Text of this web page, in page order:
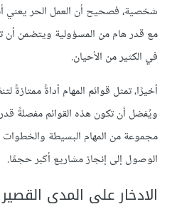
شخصية، فصحيح أن العمل الحر يعني
مع قدر هام من المسؤولية ويتضمن
في الكثير من الأحيان.
أخيرًا، تمثل قوائم المهام أداةً ممتازةً
ويُفضل أن تكون هذه القوائم مفصلةً
مجموعة من المهام البسيطة والخطوات
الوصول إلى إنجاز مشاريع أكبر حجمًا.
الادخار على المدى